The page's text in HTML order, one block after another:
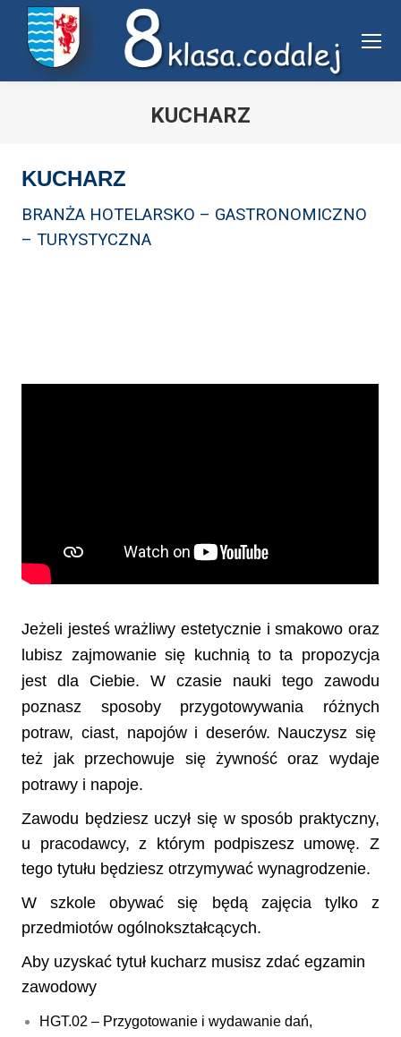
Uwaga:
witryna
zawiera
KUCHARZ
KUCHARZ
BRANŻA HOTELARSKO – GASTRONOMICZNO
– TURYSTYCZNA
Jeżeli jesteś wrażliwy estetycznie i smakowo oraz
lubisz zajmowanie się kuchnią to ta propozycja
jest dla Ciebie.W czasie nauki tego zawodu
poznasz sposoby przygotowywania różnych
potraw, ciast, napojówi deserów. Nauczysz się
też jakprzechowuje się żywność oraz wydaje
potrawy i napoje.
Zawodu będziesz uczył się w sposób praktyczny,
u pracodawcy, z którym podpiszesz umowę. Z
tego tytułu będziesz otrzymywać wynagrodzenie.
W szkole obywać się będą zajęcia tylko z
przedmiotów ogólnokształcących.
Aby uzyskać tytuł kucharz musisz zdać egzamin
zawodowy
HGT.02 – Przygotowanie i wydawanie dań,